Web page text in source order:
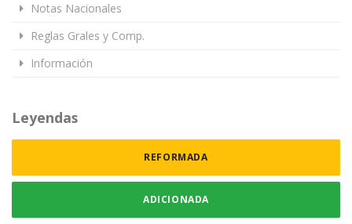
Notas Nacionales
Reglas Grales y Comp.
Información
Leyendas
REFORMADA
ADICIONADA